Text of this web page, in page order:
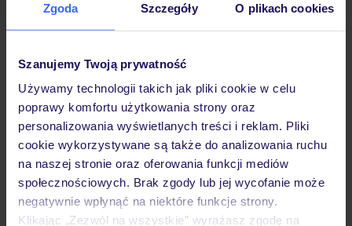
Zgoda Szczegóły O plikach cookies
Szanujemy Twoją prywatność
Używamy technologii takich jak pliki cookie w celu
poprawy komfortu użytkowania strony oraz
personalizowania wyświetlanych treści i reklam. Pliki
cookie wykorzystywane są także do analizowania ruchu
na naszej stronie oraz oferowania funkcji mediów
społecznościowych. Brak zgody lub jej wycofanie może
negatywnie wpłynąć na niektóre funkcje strony.
Klikając „Zezwól na wszystkie” wyrażasz zgodę na
Hotel
Opinie
Pokoje